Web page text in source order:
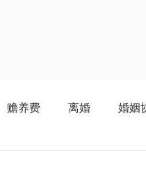
赡养费 离婚 婚姻